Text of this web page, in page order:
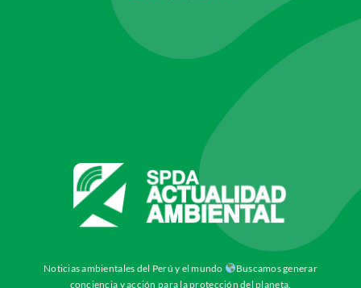
Noticias ambientales del Perú y el mundo
Buscamos generar
conciencia y acción para la protección del planeta.